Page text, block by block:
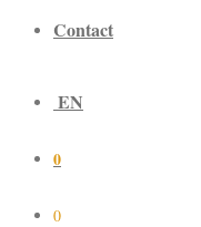
Contact
EN
0
0